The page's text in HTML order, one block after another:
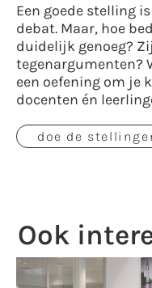
Een goede stelling
debat. Maar, hoe
duidelijk genoeg?
tegenargumenten?
een oefening om je
docenten én
doe de
Ook